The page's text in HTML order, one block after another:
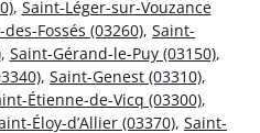
, Saint-Léger-sur-Vouzance
Fossés (03260), Saint-
, Saint-Gérand-le-Puy (03150),
, Saint-Genest (03310),
Étienne-de-Vicq (03300),
Éloy-d’Allier (03370), Saint-